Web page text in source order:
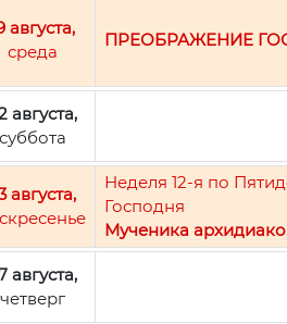
августа,
среда
ПРЕОБРАЖЕНИЕ
августа,
суббота
августа,
Неделя 12-я по
Господня
Мученика
августа,
четверг